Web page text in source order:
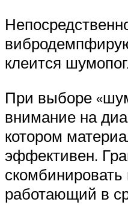
клеится
При выборе
внимание на
котором
эффективен.
работающий в